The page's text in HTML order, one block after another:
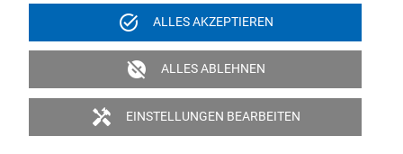
task_alt ALLES AKZEPTIEREN
unpublished ALLES ABLEHNEN
handyman EINSTELLUNGEN BEARBEITEN
Vereinfachung als geschlechtsneutral zu verstehen sein.
Politik & Verpflichtungserklärung
© 2026 proWIN international